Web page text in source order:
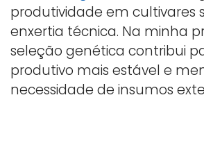
produtividade em cultivares
enxertia técnica. Na minha
seleção genética contribui
produtivo mais estável e
necessidade de insumos